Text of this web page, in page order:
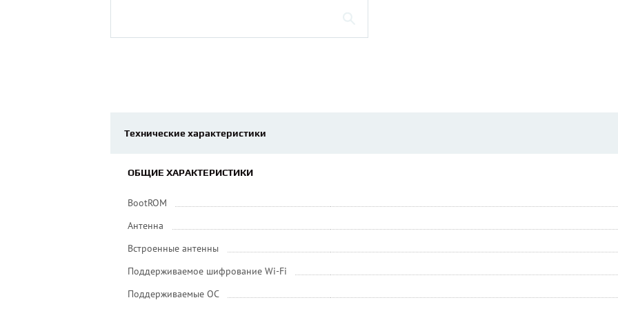
Технические характеристики
ОБЩИЕ ХАРАКТЕРИСТИКИ
BootROM
Антенна
Встроенные антенны
Поддерживаемое шифрование Wi-Fi
Поддерживаемые ОС